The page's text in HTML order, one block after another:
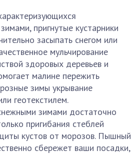
пригнутые кустарники
засыпать снегом или
мульчирование
здоровых деревьев и
малине пережить
зимы укрывание
геотекстилем.
зимами достаточно
пригибания стеблей
кустов от морозов. Пышный
сбережет ваши посадки,